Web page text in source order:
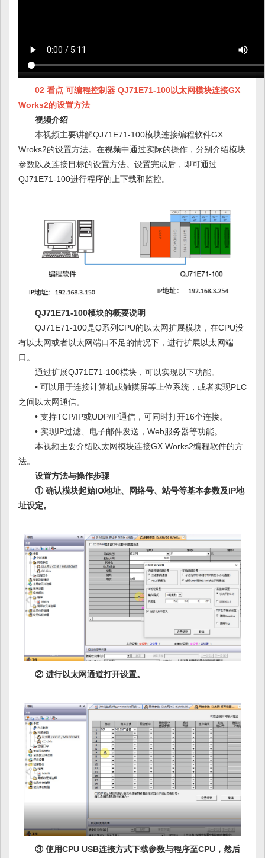
02 看点 可编程控制器 QJ71E71-100以太网模块连接GX
Works2的设置方法
视频介绍
本视频主要讲解QJ71E71-100模块连接编程软件GX
Wroks2的设置方法。在视频中通过实际的操作，分别介绍模块
参数以及连接目标的设置方法。设置完成后，即可通过
QJ71E71-100进行程序的上下载和监控。
QJ71E71-100模块的概要说明
QJ71E71-100是Q系列CPU的以太网扩展模块，在CPU没
有以太网或者以太网端口不足的情况下，进行扩展以太网端
口。
通过扩展QJ71E71-100模块，可以实现以下功能。
• 可以用于连接计算机或触摸屏等上位系统，或者实现PLC
之间以太网通信。
• 支持TCP/IP或UDP/IP通信，可同时打开16个连接。
• 实现IP过滤、电子邮件发送，Web服务器等功能。
本视频主要介绍以太网模块连接GX Works2编程软件的方
法。
设置方法与操作步骤
① 确认模块起始IO地址、网络号、站号等基本参数及IP地
址设定。
② 进行以太网通道打开设置。
③ 使用CPU USB连接方式下载参数与程序至CPU，然后